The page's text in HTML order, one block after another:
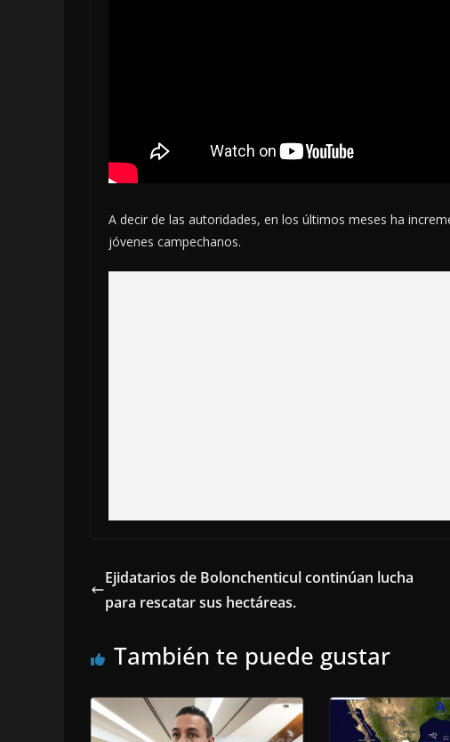
A decir de las autoridades, en los últimos meses ha
jóvenes campechanos.
Ejidatarios de Bolonchenticul continúan lucha
para rescatar sus hectáreas.
También te puede gustar